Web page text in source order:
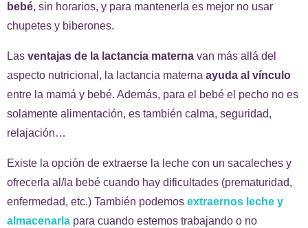
bebé, sin horarios, y para mantenerla es mejor no usar
chupetes y biberones.
Las ventajas de la lactancia materna van más allá del
aspecto nutricional, la lactancia materna ayuda al vínculo
entre la mamá y bebé. Además, para el bebé el pecho no es
solamente alimentación, es también calma, seguridad,
relajación…
Existe la opción de extraerse la leche con un sacaleches y
ofrecerla al/la bebé cuando hay dificultades (prematuridad,
enfermedad, etc.) También podemos extraernos leche y
almacenarla para cuando estemos trabajando o no